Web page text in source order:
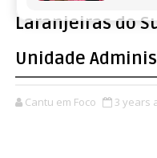
Laranjeiras do
Unidade
Cantu em Foco 3 years